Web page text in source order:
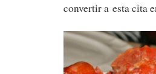
convertir a esta cita